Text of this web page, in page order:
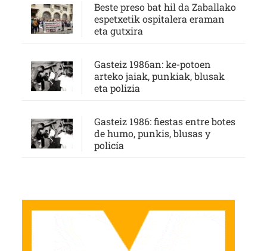
Beste preso bat hil da Zaballako
espetxetik ospitalera eraman
eta gutxira
Gasteiz 1986an: ke-potoen
arteko jaiak, punkiak, blusak
eta polizia
Gasteiz 1986: fiestas entre botes
de humo, punkis, blusas y
policía